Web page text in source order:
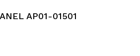
AP01-01501